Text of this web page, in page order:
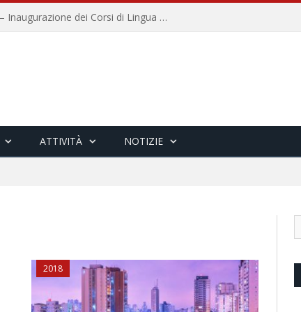
Università per Stranieri di Siena – Inaugurazione dei Corsi di Lingua e Cultura Italiana, 109a annata
ATTIVITÀ NOTIZIE
2018